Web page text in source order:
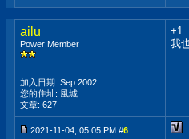
ailu
Power Member
加入日期: Sep 2002
您的住址: 風城
文章: 627
+1
我
2021-11-04, 05:05 PM #6